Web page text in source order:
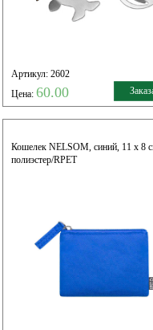
Артикул: 2602
Цена: 60.00
Кошелек NELSOM, синий, 11 x 8
полиэстер/RPET